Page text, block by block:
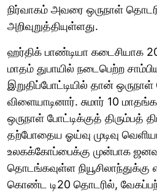
நிர்வாகம் அவரை ஒருநாள்
அறிவுறுத்தியுள்ளது.
ஹர்திக் பாண்டியா கடைசியாக
மாதம் துபாயில் நடைபெற்ற
இறுதிப்போட்டியில் தான் ஒருநாள்
விளையாடினார். சுமார் 10
ஒருநாள் போட்டிக்குத் திரும்பத்
தற்போதைய ஓய்வு முடிவு
உலகக்கோப்பைக்கு முன்பாக
தொடங்கவுள்ள நியூசிலாந்துக்கு
கொண்ட டி20 தொடரில்,